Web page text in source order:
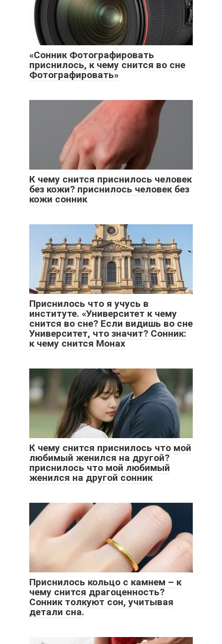
«Сонник Фотографировать
приснилось, к чему снится во сне
Фотографировать»
К чему снится приснилось человек
без кожи? приснилось человек без
кожи сонник
Приснилось что я учусь в
институте. «Университет к чему
снится во сне? Если видишь во сне
Университет, что значит? Сонник:
к чему снится Монах
К чему снится приснилось что мой
любимый женился на другой?
приснилось что мой любимый
женился на другой сонник
Приснилось кольцо с камнем – к
чему снится драгоценность?
Сонник толкуют сон, учитывая
детали сна.